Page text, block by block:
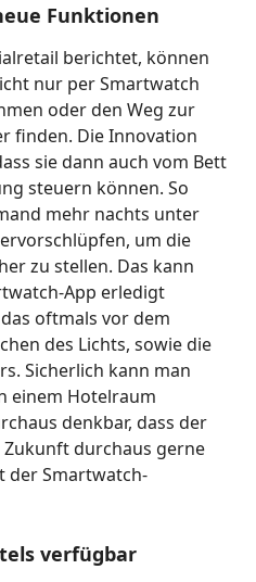
Funktionen
berichtet, können
nur per Smartwatch
oder den Weg zur
finden. Die Innovation
sie dann auch vom Bett
steuern können. So
mehr nachts unter
um die
zu stellen. Das kann
App erledigt
oftmals vor dem
des Lichts, sowie die
Sicherlich kann man
einem Hotelraum
denkbar, dass der
durchaus gerne
der Smartwatch-
verfügbar